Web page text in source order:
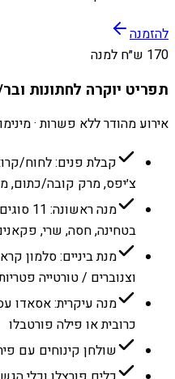
להזמנה
170 ש״ח למנה
תפריט יוקרה לחתונות
אירוע מהודר ללא פשרות · מינימום 100
קבלת פנים: לחוח/
צ׳יפס, מרק קובה/כתום,
מנה
בטחינה, חסה, שרי,
מנת ביניים: סלמון
וצנוברים / טורטייה
מנה עיקרית: אסאדו
כרובית או פילה פורטבלו
שולחן קינוחים עם